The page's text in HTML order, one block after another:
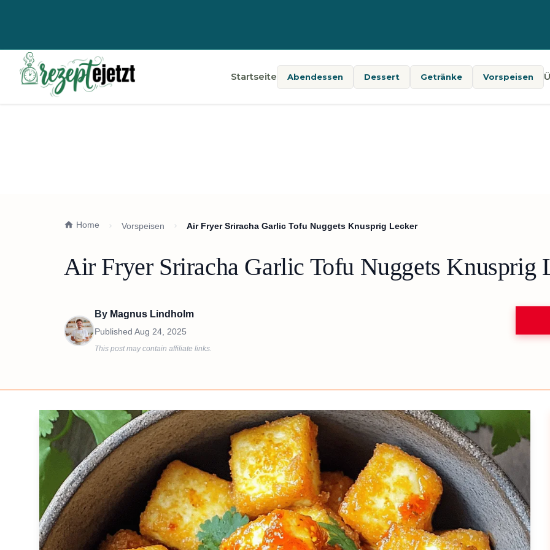
Startseite Abendessen Dessert Getränke Vorspeisen
Home Vorspeisen Air Fryer Sriracha Garlic Tofu Nuggets Knusprig Lecker
Air Fryer Sriracha Garlic Tofu Nuggets Knusprig
By Magnus Lindholm
Published Aug 24, 2025
This post may contain affiliate links.